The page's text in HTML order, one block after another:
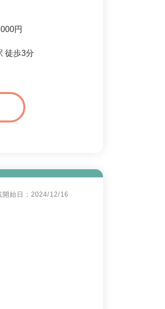
円
徒歩3分
開始日：2024/12/16